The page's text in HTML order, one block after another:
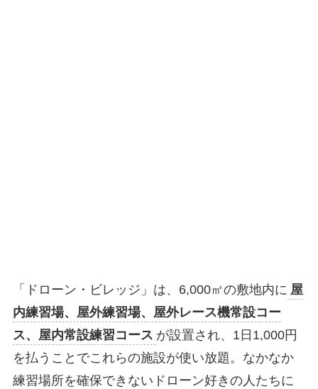
「ドローン・ビレッジ」は、6,000㎡の敷地内に 屋
内練習場、屋外練習場、屋外レース機常設コー
ス、屋内常設練習コース が設置され、1日1,000円
を払うことでこれらの施設が使い放題。なかなか
練習場所を確保できないドローン好きの人たちに